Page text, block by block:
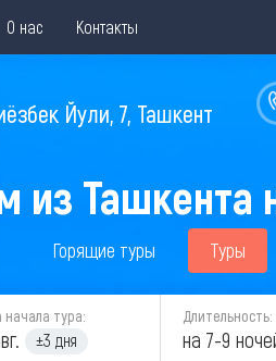
О нас Контакты
Йули, 7, Ташкент
из Ташкента
Горящие туры Туры
начала тура:
±3 дня
Длительность:
на 7-9